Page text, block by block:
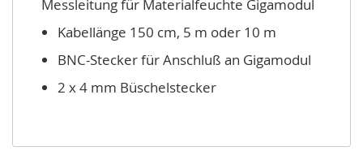
Messleitung für Materialfeuchte Gigamodul
Kabellänge 150 cm, 5 m oder 10 m
BNC-Stecker für Anschluß an Gigamodul
2 x 4 mm Büschelstecker